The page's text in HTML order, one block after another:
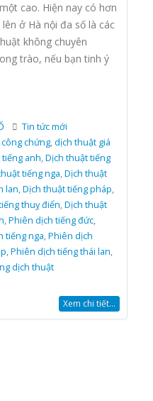
cao. Hiện nay có hơn
ở Hà nội đa số là các
không chuyên
trào, nếu bạn tinh ý
Tin tức mới
chứng,dịch thuật giá
anh,Dịch thuật tiếng
tiếng nga,Dịch thuật
lan,Dịch thuật tiếng pháp,
thuỵ điển,Dịch thuật
,Phiên dịch tiếng đức,
tiếng nga,Phiên dịch
,Phiên dịch tiếng thái lan,
dịch thuật
Xem chi tiết...